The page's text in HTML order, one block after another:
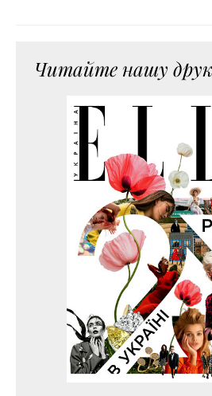
Читайте нашу